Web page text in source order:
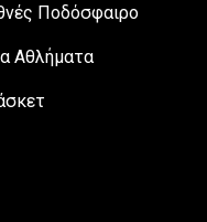
Ποδόσφαιρο
Αθλήματα